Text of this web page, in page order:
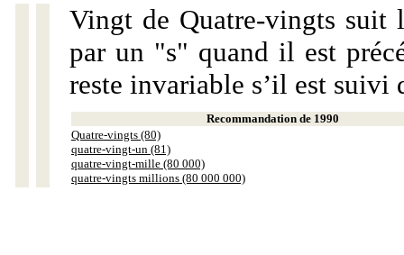
Vingt de Quatre-vingts suit
par un "s" quand il est
reste invariable s’il est suivi
Recommandation de 1990
Quatre-vingts (80)
quatre-vingt-un (81)
quatre-vingt-mille (80 000)
quatre-vingts millions (80 000 000)